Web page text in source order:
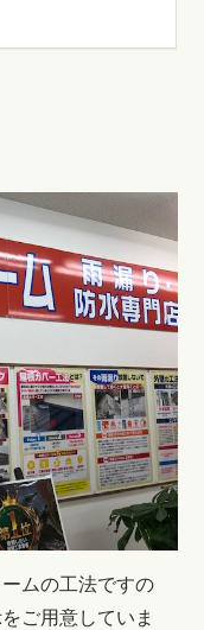
ムの工法ですの
ご用意していま